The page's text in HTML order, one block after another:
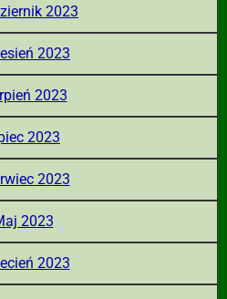
2023
2023
2023
2023
2023
2023
2023